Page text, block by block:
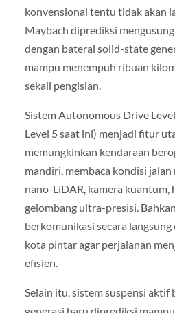
konvensional tentu tidak akan
Maybach diprediksi
dengan baterai solid-state
mampu menempuh ribuan
sekali pengisian.
Sistem Autonomous Drive
Level 5 saat ini) menjadi fitur
memungkinkan kendaraan
mandiri, membaca kondisi
nano-LiDAR, kamera kuantum,
gelombang ultra-presisi.
berkomunikasi secara
kota pintar agar perjalanan
efisien.
Selain itu, sistem suspensi aktif